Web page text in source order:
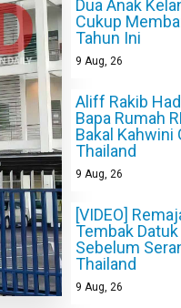
Dua Anak
Cukup
Tahun Ini
9 Aug, 26
Aliff Rakib
Bapa Rumah
Bakal Kahwini
Thailand
9 Aug, 26
[VIDEO]
Tembak
Sebelum
Thailand
9 Aug, 26